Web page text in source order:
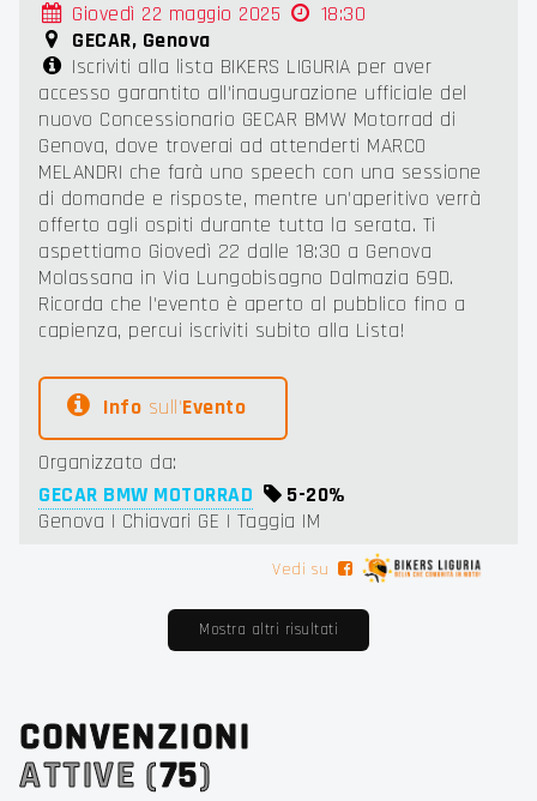
Giovedì 22 maggio 2025
18:30
GECAR, Genova
Iscriviti alla lista BIKERS LIGURIA per aver
accesso garantito all'inaugurazione ufficiale del
nuovo Concessionario GECAR BMW Motorrad di
Genova, dove troverai ad attenderti MARCO
MELANDRI che farà uno speech con una sessione
di domande e risposte, mentre un'aperitivo verrà
offerto agli ospiti durante tutta la serata. Ti
aspettiamo Giovedì 22 dalle 18:30 a Genova
Molassana in Via Lungobisagno Dalmazia 69D.
Ricorda che l'evento è aperto al pubblico fino a
capienza, percui iscriviti subito alla Lista!
Info sull'Evento
Organizzato da:
GECAR BMW MOTORRAD
5-20%
Genova | Chiavari GE | Taggia IM
Vedi su
Mostra altri risultati
CONVENZIONI
ATTIVE (75)